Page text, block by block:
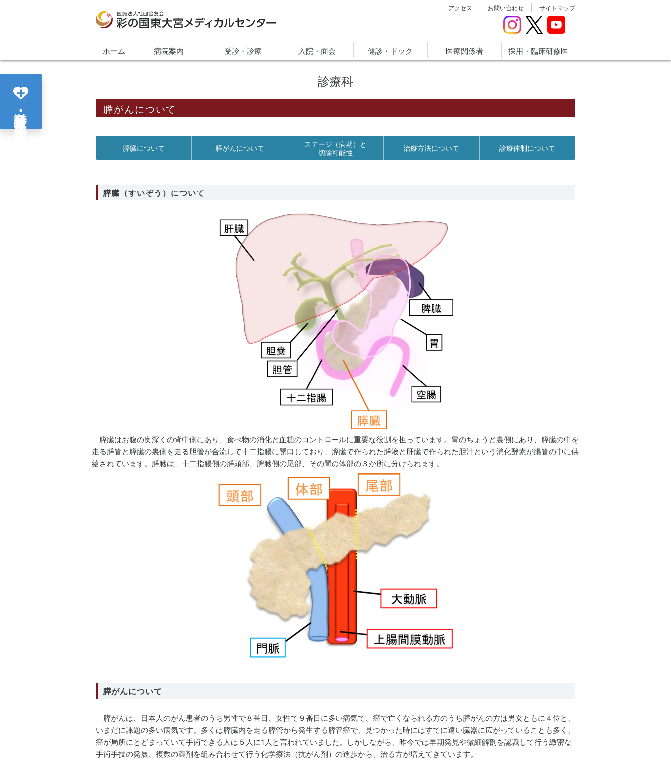
アクセス お問い合わせ サイトマップ
各診療科･部門紹介
ホーム 病院案内 受診・診療 入院・面会 健診・ドック 医療関係者 採用・臨床研修医
診療科
膵がんについて
膵臓について 膵がんについて
ステージ（病期）と
切除可能性
治療方法について 診療体制について
膵臓（すいぞう）について
膵臓はお腹の奥深くの背中側にあり、食べ物の消化と血糖のコントロールに重要な役割を担っています。胃のちょうど裏側にあり、膵臓の中を
走る膵管と膵臓の裏側を走る胆管が合流して十二指腸に開口しており、膵臓で作られた膵液と肝臓で作られた胆汁という消化酵素が腸管の中に供
給されています。膵臓は、十二指腸側の膵頭部、脾臓側の尾部、その間の体部の３か所に分けられます。
膵がんについて
膵がんは、日本人のがん患者のうち男性で８番目、女性で９番目に多い病気で、癌で亡くなられる方のうち膵がんの方は男女ともに４位と、
いまだに課題の多い病気です。多くは膵臓内を走る膵管から発生する膵管癌で、見つかった時にはすでに遠い臓器に広がっていることも多く、
癌が局所にとどまっていて手術できる人は５人に1人と言われていました。しかしながら、昨今では早期発見や微細解剖を認識して行う緻密な
手術手技の発展、複数の薬剤を組み合わせて行う化学療法（抗がん剤）の進歩から、治る方が増えてきています。